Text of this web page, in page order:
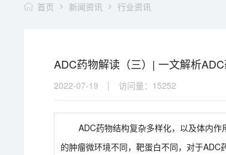
首页 新闻资讯 行业资讯
ADC药物解读（三）| 一文解析
2022-07-19 | 访问量： 15252
ADC药物结构复杂多样化，以及体内
的肿瘤微环境不同，靶蛋白不同，对于